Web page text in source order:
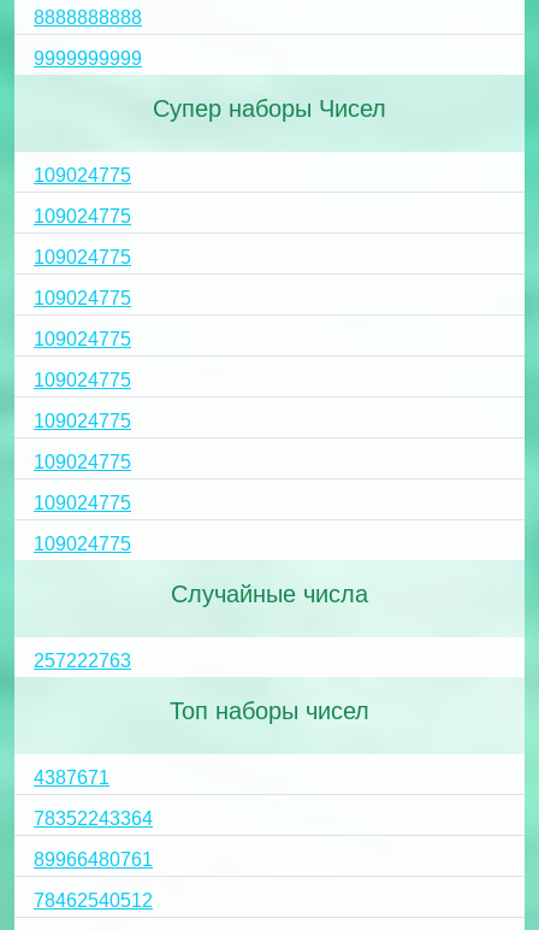
8888888888
9999999999
Супер наборы Чисел
109024775
109024775
109024775
109024775
109024775
109024775
109024775
109024775
109024775
109024775
Случайные числа
257222763
Топ наборы чисел
4387671
78352243364
89966480761
78462540512